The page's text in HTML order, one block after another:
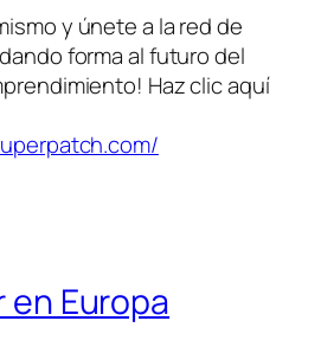
y únete a la red de
forma al futuro del
Haz clic aquí
en Europa